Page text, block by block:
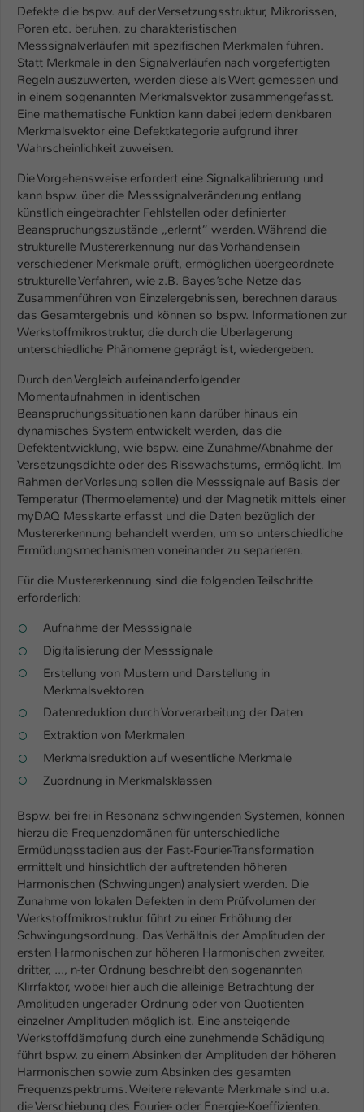
Defekte die bspw. auf der Versetzungsstruktur, Mikrorissen,
Poren etc. beruhen, zu charakteristischen
Messsignalverläufen mit spezifischen Merkmalen führen.
Statt Merkmale in den Signalverläufen nach vorgefertigten
Regeln auszuwerten, werden diese als Wert gemessen und
in einem sogenannten Merkmalsvektor zusammengefasst.
Eine mathematische Funktion kann dabei jedem denkbaren
Merkmalsvektor eine Defektkategorie aufgrund ihrer
Wahrscheinlichkeit zuweisen.
Die Vorgehensweise erfordert eine Signalkalibrierung und
kann bspw. über die Messsignalveränderung entlang
künstlich eingebrachter Fehlstellen oder definierter
Beanspruchungszustände „erlernt“ werden. Während die
strukturelle Mustererkennung nur das Vorhandensein
verschiedener Merkmale prüft, ermöglichen übergeordnete
strukturelle Verfahren, wie z.B. Bayes’sche Netze das
Zusammenführen von Einzelergebnissen, berechnen daraus
das Gesamtergebnis und können so bspw. Informationen zur
Werkstoffmikrostruktur, die durch die Überlagerung
unterschiedliche Phänomene geprägt ist, wiedergeben.
Durch den Vergleich aufeinanderfolgender
Momentaufnahmen in identischen
Beanspruchungssituationen kann darüber hinaus ein
dynamisches System entwickelt werden, das die
Defektentwicklung, wie bspw. eine Zunahme/Abnahme der
Versetzungsdichte oder des Risswachstums, ermöglicht. Im
Rahmen der Vorlesung sollen die Messsignale auf Basis der
Temperatur (Thermoelemente) und der Magnetik mittels einer
myDAQ Messkarte erfasst und die Daten bezüglich der
Mustererkennung behandelt werden, um so unterschiedliche
Ermüdungsme­chanismen voneinander zu separieren.
Für die Mustererkennung sind die folgenden Teilschritte
erforderlich:
Aufnahme der Messsignale
Digitalisierung der Messsignale
Erstellung von Mustern und Darstellung in
Merkmalsvektoren
Datenreduktion durch Vorverarbeitung der Daten
Extraktion von Merkmalen
Merkmalsreduktion auf wesentliche Merkmale
Zuordnung in Merkmalsklassen
Bspw. bei frei in Resonanz schwingenden Systemen, können
hierzu die Frequenzdomänen für unterschiedliche
Ermüdungsstadien aus der Fast-Fourier-Transformation
ermittelt und hinsichtlich der auftretenden höheren
Harmonischen (Schwingungen) analysiert werden. Die
Zunahme von lokalen Defekten in dem Prüfvolumen der
Werkstoffmikrostruktur führt zu einer Erhöhung der
Schwingungsordnung. Das Verhältnis der Amplituden der
ersten Harmonischen zur höheren Harmonischen zweiter,
dritter, ..., n-ter Ordnung beschreibt den sogenannten
Klirrfaktor, wobei hier auch die alleinige Betrachtung der
Amplituden ungerader Ordnung oder von Quotienten
einzelner Amplituden möglich ist. Eine ansteigende
Werkstoffdämpfung durch eine zunehmende Schädigung
führt bspw. zu einem Absinken der Amplituden der höheren
Harmonischen sowie zum Absinken des gesamten
Frequenzspektrums. Weitere relevante Merkmale sind u.a.
die Verschiebung des Fourier- oder Energie-Koeffizienten.
Zweck
Einstellungen. Unter anderem eine zufällig
generierte ID, für die historische
Speicherung Ihrer vorgenommen
Einstellungen, falls der Webseiten-
Betreiber dies eingestellt hat.
Name fe_typo_user / PHPSESSID
Laufzeit 1 Woche
Zweck
Dieses Cookie ist ein Standard-Session-
Cookie von TYPO3. Es speichert im Fall
eines Intranet-Logins die Session-ID. So
kann der eingeloggte Benutzer
wiedererkannt werden und es wird ihm
Zugang zu geschützten Bereichen
gewährt.
Name be_typo_user
Anbieter TYPO3
Laufzeit 1 Tag
Zweck
Dieser Cookie teilt der Webseite mit, ob
ein Besucher im Typo3-Backend
angemeldet ist und Rechte besitzt diese
zu verwalten.